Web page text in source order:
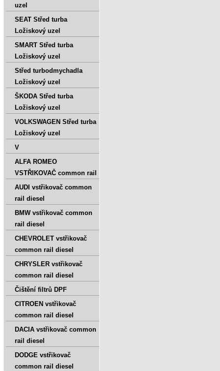
uzel
SEAT Střed turba
Ložiskový uzel
SMART Střed turba
Ložiskový uzel
Střed turbodmychadla
Ložiskový uzel
ŠKODA Střed turba
Ložiskový uzel
VOLKSWAGEN Střed turba
Ložiskový uzel
V
ALFA ROMEO
VSTŘIKOVAČ common rail
AUDI vstřikovač common
rail diesel
BMW vstřikovač common
rail diesel
CHEVROLET vstřikovač
common rail diesel
CHRYSLER vstřikovač
common rail diesel
Čištění filtrů DPF
CITROEN vstřikovač
common rail diesel
DACIA vstřikovač common
rail diesel
DODGE vstřikovač
common rail diesel